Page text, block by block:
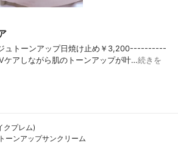
ュトーンアップ日焼け止め￥3,200----------
アしながら肌のトーンアップが叶…続きを
クプレム)
ーンアップサンクリーム